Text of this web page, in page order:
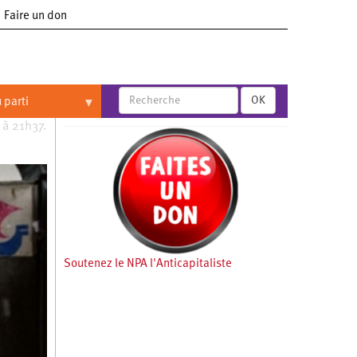
Faire un don
parti OK
21h37.
Soutenez le NPA l'Anticapitaliste